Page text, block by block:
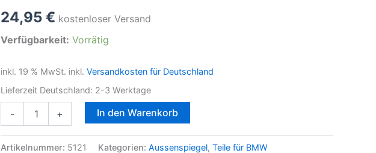
24,95 € kostenloser Versand
Verfügbarkeit: Vorrätig
inkl. 19 % MwSt. inkl. Versandkosten für Deutschland
Lieferzeit Deutschland: 2-3 Werktage
-
E60
+ In den Warenkorb
Artikelnummer: 5121 Kategorien: Aussenspiegel, Teile für BMW